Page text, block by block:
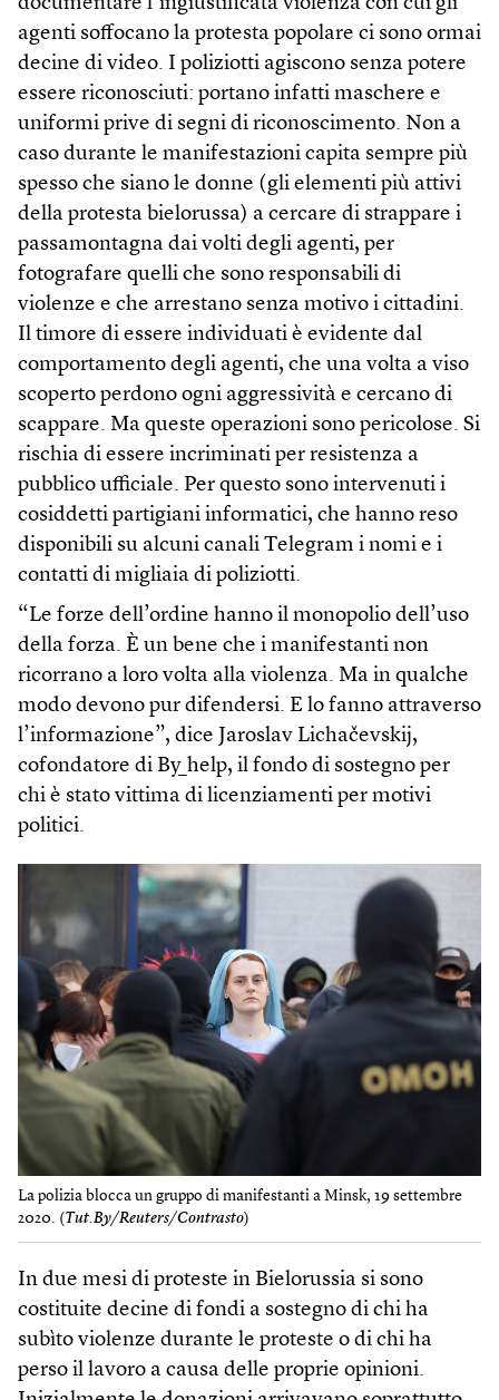
agenti soffocano la protesta popolare ci sono ormai
decine di video. I poliziotti agiscono senza potere
essere riconosciuti: portano infatti maschere e
uniformi prive di segni di riconoscimento. Non a
caso durante le manifestazioni capita sempre più
spesso che siano le donne (gli elementi più attivi
della protesta bielorussa) a cercare di strappare i
passamontagna dai volti degli agenti, per
fotografare quelli che sono responsabili di
violenze e che arrestano senza motivo i cittadini.
Il timore di essere individuati è evidente dal
comportamento degli agenti, che una volta a viso
scoperto perdono ogni aggressività e cercano di
scappare. Ma queste operazioni sono pericolose. Si
rischia di essere incriminati per resistenza a
pubblico ufficiale. Per questo sono intervenuti i
cosiddetti partigiani informatici, che hanno reso
disponibili su alcuni canali Telegram i nomi e i
contatti di migliaia di poliziotti.
“Le forze dell’ordine hanno il monopolio dell’uso
della forza. È un bene che i manifestanti non
ricorrano a loro volta alla violenza. Ma in qualche
modo devono pur difendersi. E lo fanno attraverso
l’informazione”, dice Jaroslav Lichačevskij,
cofondatore di By_help, il fondo di sostegno per
chi è stato vittima di licenziamenti per motivi
politici.
La polizia blocca un gruppo di manifestanti a Minsk, 19 settembre
2020. (Tut.By/Reuters/Contrasto)
In due mesi di proteste in Bielorussia si sono
costituite decine di fondi a sostegno di chi ha
subìto violenze durante le proteste o di chi ha
perso il lavoro a causa delle proprie opinioni.